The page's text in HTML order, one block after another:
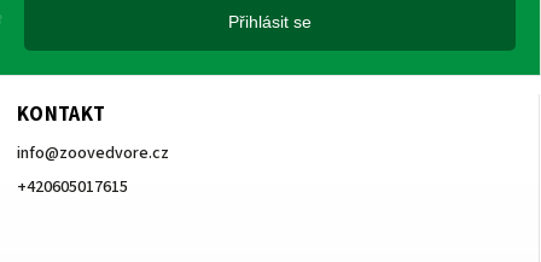
KONTAKT
info@zoovedvore.cz
+420605017615
Přihlásit se